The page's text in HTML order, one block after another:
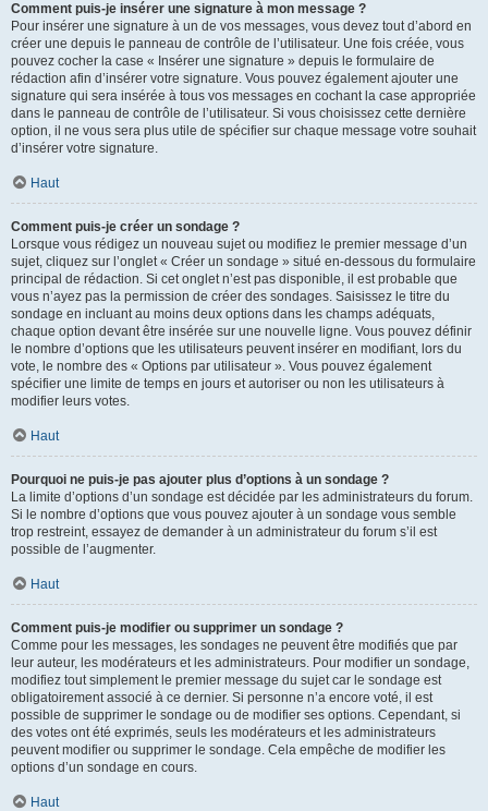
Comment puis-je insérer une signature à mon message ?
Pour insérer une signature à un de vos messages, vous devez tout d’abord en
créer une depuis le panneau de contrôle de l’utilisateur. Une fois créée, vous
pouvez cocher la case « Insérer une signature » depuis le formulaire de
rédaction afin d’insérer votre signature. Vous pouvez également ajouter une
signature qui sera insérée à tous vos messages en cochant la case appropriée
dans le panneau de contrôle de l’utilisateur. Si vous choisissez cette dernière
option, il ne vous sera plus utile de spécifier sur chaque message votre souhait
d’insérer votre signature.
Haut
Comment puis-je créer un sondage ?
Lorsque vous rédigez un nouveau sujet ou modifiez le premier message d’un
sujet, cliquez sur l’onglet « Créer un sondage » situé en-dessous du formulaire
principal de rédaction. Si cet onglet n’est pas disponible, il est probable que
vous n’ayez pas la permission de créer des sondages. Saisissez le titre du
sondage en incluant au moins deux options dans les champs adéquats,
chaque option devant être insérée sur une nouvelle ligne. Vous pouvez définir
le nombre d’options que les utilisateurs peuvent insérer en modifiant, lors du
vote, le nombre des « Options par utilisateur ». Vous pouvez également
spécifier une limite de temps en jours et autoriser ou non les utilisateurs à
modifier leurs votes.
Haut
Pourquoi ne puis-je pas ajouter plus d’options à un sondage ?
La limite d’options d’un sondage est décidée par les administrateurs du forum.
Si le nombre d’options que vous pouvez ajouter à un sondage vous semble
trop restreint, essayez de demander à un administrateur du forum s’il est
possible de l’augmenter.
Haut
Comment puis-je modifier ou supprimer un sondage ?
Comme pour les messages, les sondages ne peuvent être modifiés que par
leur auteur, les modérateurs et les administrateurs. Pour modifier un sondage,
modifiez tout simplement le premier message du sujet car le sondage est
obligatoirement associé à ce dernier. Si personne n’a encore voté, il est
possible de supprimer le sondage ou de modifier ses options. Cependant, si
des votes ont été exprimés, seuls les modérateurs et les administrateurs
peuvent modifier ou supprimer le sondage. Cela empêche de modifier les
options d’un sondage en cours.
Haut